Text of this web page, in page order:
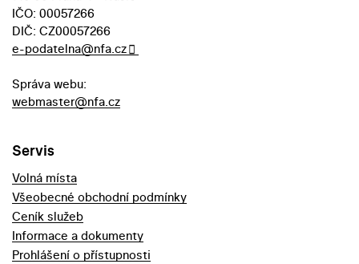
IČO: 00057266
DIČ: CZ00057266
e-podatelna@nfa.cz
Správa webu:
webmaster@nfa.cz
Servis
Volná místa
Všeobecné obchodní podmínky
Ceník služeb
Informace a dokumenty
Prohlášení o přístupnosti